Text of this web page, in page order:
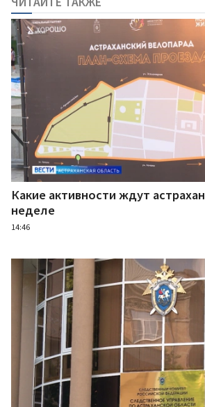
Какие активности ждут
неделе
14:46